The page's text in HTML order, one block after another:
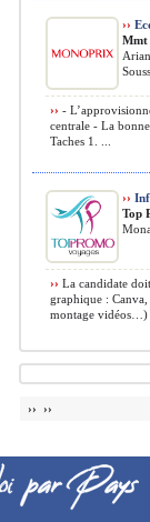
››
Mmt
›› -
centrale - La
Taches 1. ...
››
Top
›› La candidate
graphique :
montage vidéos…)
›› ››